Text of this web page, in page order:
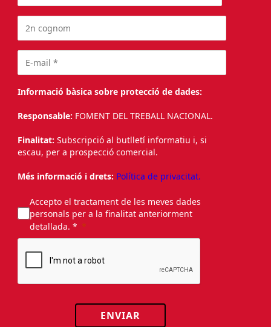
Informació bàsica sobre protecció de dades:
Responsable: FOMENT DEL TREBALL NACIONAL.
Finalitat: Subscripció al butlletí informatiu i, si
escau, per a prospecció comercial.
Més informació i drets: Política de privacitat.
Accepto el tractament de les meves dades
personals per a la finalitat anteriorment
detallada. *
ENVIAR